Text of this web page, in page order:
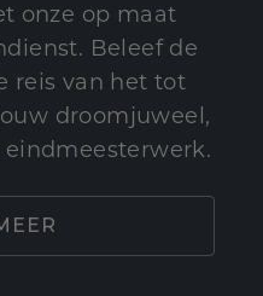
onze op maat
Beleef de
reis van het tot
droomjuweel,